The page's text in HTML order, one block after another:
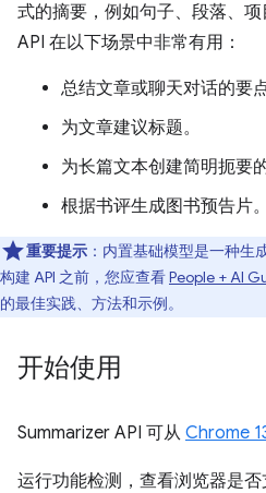
式的摘要，例如句子、段落、
API 在以下场景中非常有用：
总结文章或聊天对话的要点
为文章建议标题。
为长篇文本创建简明扼要
根据书评生成图书预告片。
重要提示 ：内置基础模型是一种生
构建 API 之前，您应查看People + AI
的最佳实践、方法和示例。
开始使用
Summarizer API 可从 Chrome
运行功能检测，查看浏览器是否